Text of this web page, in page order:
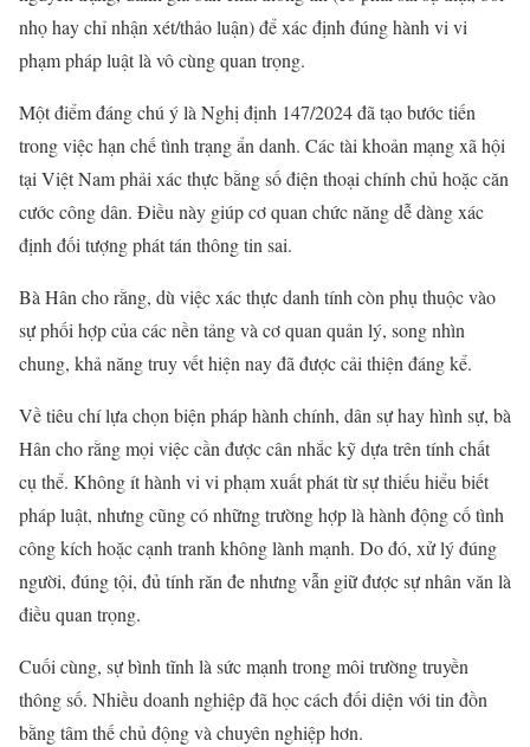
nhọ hay chỉ nhận xét/thảo luận) để xác định đúng hành vi vi
phạm pháp luật là vô cùng quan trọng.
Một điểm đáng chú ý là Nghị định 147/2024 đã tạo bước tiến
trong việc hạn chế tình trạng ẩn danh. Các tài khoản mạng xã hội
tại Việt Nam phải xác thực bằng số điện thoại chính chủ hoặc căn
cước công dân. Điều này giúp cơ quan chức năng dễ dàng xác
định đối tượng phát tán thông tin sai.
Bà Hân cho rằng, dù việc xác thực danh tính còn phụ thuộc vào
sự phối hợp của các nền tảng và cơ quan quản lý, song nhìn
chung, khả năng truy vết hiện nay đã được cải thiện đáng kể.
Về tiêu chí lựa chọn biện pháp hành chính, dân sự hay hình sự, bà
Hân cho rằng mọi việc cần được cân nhắc kỹ dựa trên tính chất
cụ thể. Không ít hành vi vi phạm xuất phát từ sự thiếu hiểu biết
pháp luật, nhưng cũng có những trường hợp là hành động cố tình
công kích hoặc cạnh tranh không lành mạnh. Do đó, xử lý đúng
người, đúng tội, đủ tính răn đe nhưng vẫn giữ được sự nhân văn là
điều quan trọng.
Cuối cùng, sự bình tĩnh là sức mạnh trong môi trường truyền
thông số. Nhiều doanh nghiệp đã học cách đối diện với tin đồn
bằng tâm thế chủ động và chuyên nghiệp hơn.